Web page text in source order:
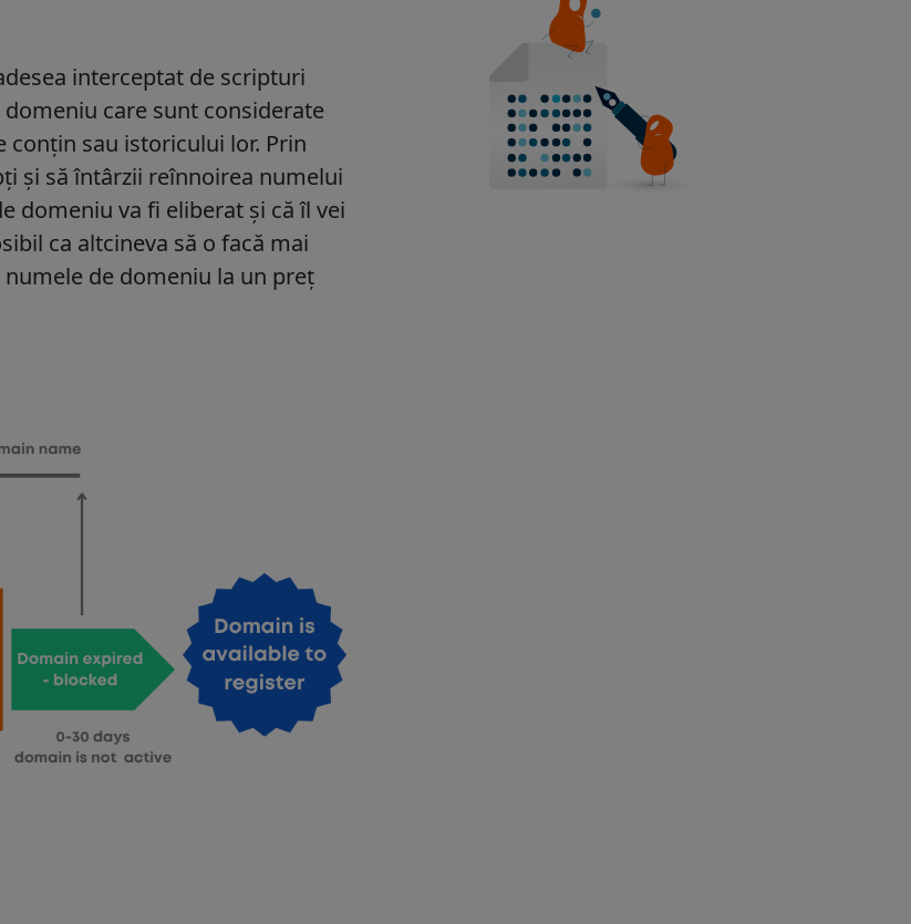
interceptat de scripturi
care sunt considerate
conțin sau istoricului lor. Prin
și să întârzii reînnoirea numelui
domeniu va fi eliberat și că îl vei
ca altcineva să o facă mai
de domeniu la un preț